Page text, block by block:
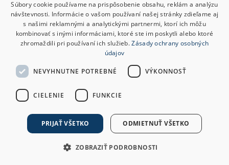
Súbory cookie používame na prispôsobenie obsahu, reklám a analýzu
návštevnosti. Informácie o vašom používaní našej stránky zdieľame aj
s našimi reklamnými a analytickými partnermi, ktorí ich môžu
kombinovať s inými informáciami, ktoré ste im poskytli alebo ktoré
zhromaždili pri používaní ich služieb.Zásady ochrany osobných
údajov
NEVYHNUTNE POTREBNÉ VÝKONNOSŤ
CIELENIE FUNKCIE
PRIJAŤ VŠETKO ODMIETNUŤ VŠETKO
ZOBRAZIŤ PODROBNOSTI